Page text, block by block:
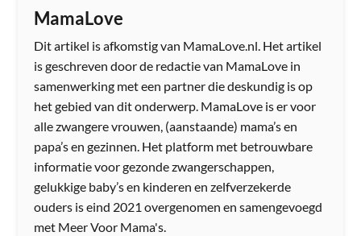
MamaLove
Dit artikel is afkomstig van MamaLove.nl. Het artikel
is geschreven door de redactie van MamaLove in
samenwerking met een partner die deskundig is op
het gebied van dit onderwerp. MamaLove is er voor
alle zwangere vrouwen, (aanstaande) mama’s en
papa’s en gezinnen. Het platform met betrouwbare
informatie voor gezonde zwangerschappen,
gelukkige baby’s en kinderen en zelfverzekerde
ouders is eind 2021 overgenomen en samengevoegd
met Meer Voor Mama's.